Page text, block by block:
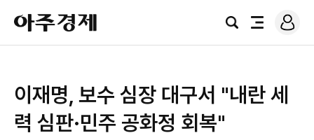
아
주
경
검
전
로
그
이재명, 보수 심장 대구서 "내란 세
력 심판·민주 공화정 회복"